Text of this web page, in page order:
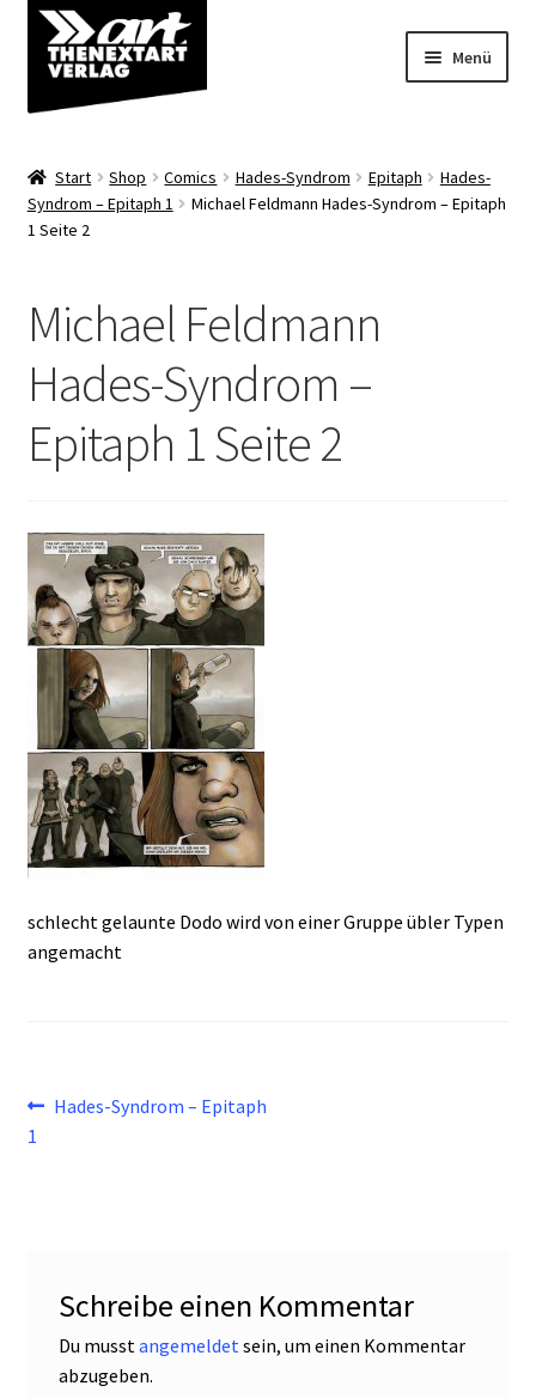
Zur
Navigation
springen
Zum
Inhalt
springen
Menü
Shop
Start Shop Comics Hades-Syndrom Epitaph
Hades-
Syndrom – Epitaph 1
Michael Feldmann Hades-Syndrom – Epitaph
1 Seite 2
Michael Feldmann
Hades-Syndrom –
Epitaph 1 Seite 2
schlecht gelaunte Dodo wird von einer Gruppe übler Typen
angemacht
Beitragsnavigation
Vorheriger
Hades-Syndrom – Epitaph
1
Schreibe einen Kommentar
Du musstangemeldetsein, um einen Kommentar
abzugeben.